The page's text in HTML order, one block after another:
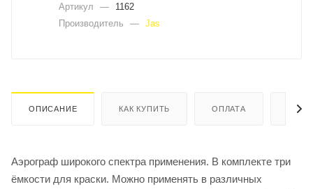
Артикул —
1162
Производитель
— Jas
ОПИСАНИЕ КАК КУПИТЬ ОПЛАТА
Аэрограф широкого спектра применения. В комплекте три
ёмкости для краски. Можно применять в различных